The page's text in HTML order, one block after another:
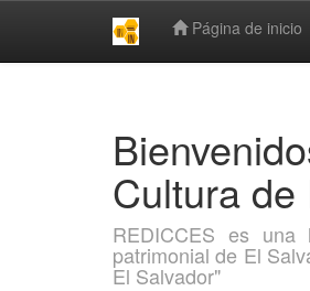
Página de inicio
Cultura
REDICCES es
patrimonial de El
El Salvador"